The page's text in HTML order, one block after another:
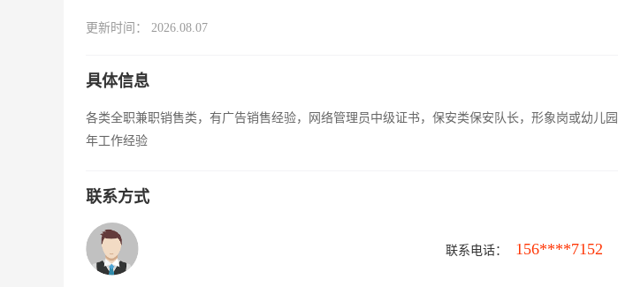
更新时间： 2026.08.07
具体信息
各类全职兼职销售类，有广告销售经验，网络管理员中级证书，保安类保安队长，形象岗或幼儿
年工作经验
联系方式
联系电话： 156****7152